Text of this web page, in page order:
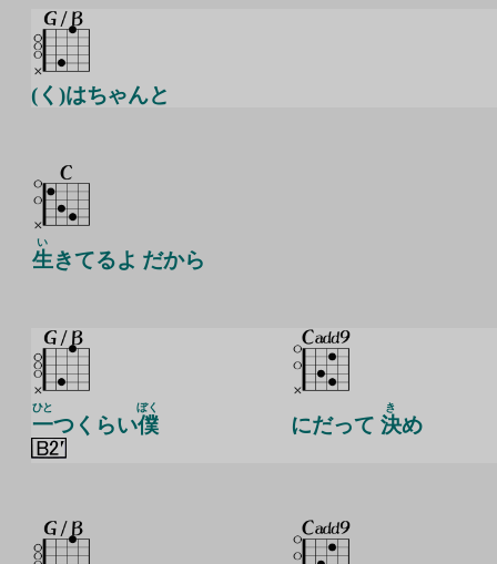
(く)はちゃんと
生
い
きてるよ だから
一
ひと
つくらい僕
ぼく
にだって 決
き
め